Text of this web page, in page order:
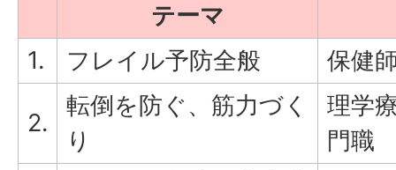
テーマ
1.
フレイル予防全般 保健
2.
転倒を防ぐ、筋力づく
り
理学
門職